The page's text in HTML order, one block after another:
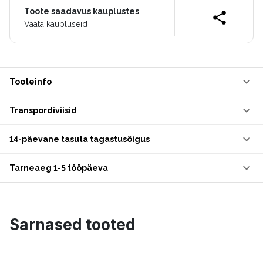
Toote saadavus kauplustes
Vaata kaupluseid
Tooteinfo
Transpordiviisid
14-päevane tasuta tagastusõigus
Tarneaeg 1-5 tööpäeva
Sarnased tooted